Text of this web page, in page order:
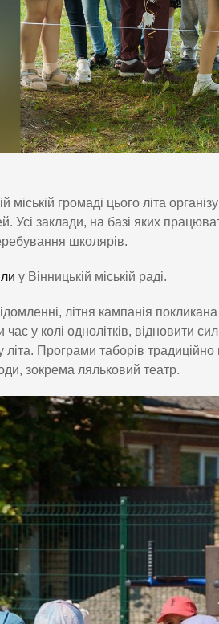
міській громаді цього літа
Усі заклади, на базі яких
школярів.
у Вінницькій міській раді.
літня кампанія
час у колі однолітків, відновити
літа. Програми таборів
зокрема ляльковий театр.